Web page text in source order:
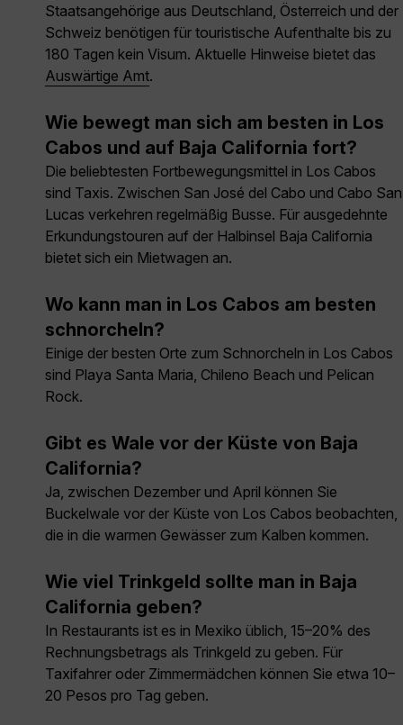
Staatsangehörige aus Deutschland, Österreich und der
Schweiz benötigen für touristische Aufenthalte bis zu
180 Tagen kein Visum. Aktuelle Hinweise bietet das
Auswärtige Amt.
Wie bewegt man sich am besten in Los
Cabos und auf Baja California fort?
Die beliebtesten Fortbewegungsmittel in Los Cabos
sind Taxis. Zwischen San José del Cabo und Cabo San
Lucas verkehren regelmäßig Busse. Für ausgedehnte
Erkundungstouren auf der Halbinsel Baja California
bietet sich ein Mietwagen an.
Wo kann man in Los Cabos am besten
schnorcheln?
Einige der besten Orte zum Schnorcheln in Los Cabos
sind Playa Santa Maria, Chileno Beach und Pelican
Rock.
Gibt es Wale vor der Küste von Baja
California?
Ja, zwischen Dezember und April können Sie
Buckelwale vor der Küste von Los Cabos beobachten,
die in die warmen Gewässer zum Kalben kommen.
Wie viel Trinkgeld sollte man in Baja
California geben?
In Restaurants ist es in Mexiko üblich, 15–20% des
Rechnungsbetrags als Trinkgeld zu geben. Für
Taxifahrer oder Zimmermädchen können Sie etwa 10–
20 Pesos pro Tag geben.